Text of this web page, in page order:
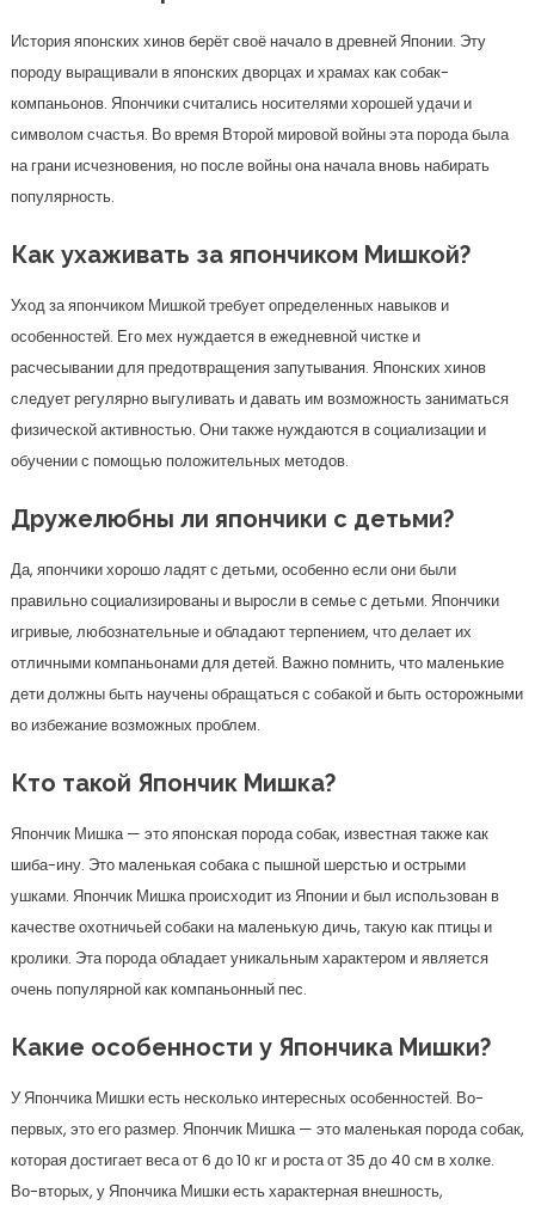
История японских хинов берёт своё начало в древней Японии. Эту
породу выращивали в японских дворцах и храмах как собак-
компаньонов. Япончики считались носителями хорошей удачи и
символом счастья. Во время Второй мировой войны эта порода была
на грани исчезновения, но после войны она начала вновь набирать
популярность.
Как ухаживать за япончиком Мишкой?
Уход за япончиком Мишкой требует определенных навыков и
особенностей. Его мех нуждается в ежедневной чистке и
расчесывании для предотвращения запутывания. Японских хинов
следует регулярно выгуливать и давать им возможность заниматься
физической активностью. Они также нуждаются в социализации и
обучении с помощью положительных методов.
Дружелюбны ли япончики с детьми?
Да, япончики хорошо ладят с детьми, особенно если они были
правильно социализированы и выросли в семье с детьми. Япончики
игривые, любознательные и обладают терпением, что делает их
отличными компаньонами для детей. Важно помнить, что маленькие
дети должны быть научены обращаться с собакой и быть осторожными
во избежание возможных проблем.
Кто такой Япончик Мишка?
Япончик Мишка — это японская порода собак, известная также как
шиба-ину. Это маленькая собака с пышной шерстью и острыми
ушками. Япончик Мишка происходит из Японии и был использован в
качестве охотничьей собаки на маленькую дичь, такую как птицы и
кролики. Эта порода обладает уникальным характером и является
очень популярной как компаньонный пес.
Какие особенности у Япончика Мишки?
У Япончика Мишки есть несколько интересных особенностей. Во-
первых, это его размер. Япончик Мишка — это маленькая порода собак,
которая достигает веса от 6 до 10 кг и роста от 35 до 40 см в холке.
Во-вторых, у Япончика Мишки есть характерная внешность,